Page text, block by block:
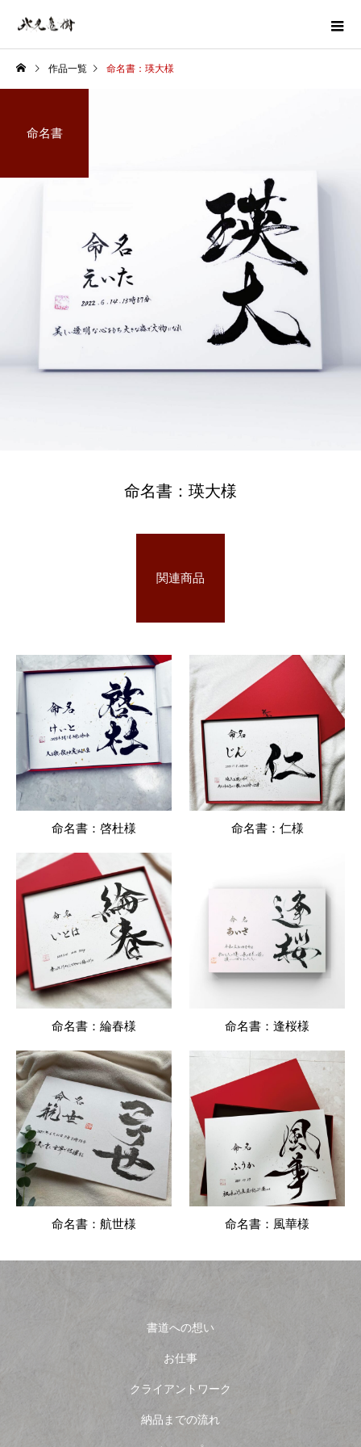
作品一覧 命名書：瑛大様
命名書
命名書：瑛大様
関連商品
命名書：啓杜様 命名書：仁様
命名書：綸春様 命名書：逢桜様
命名書：航世様 命名書：風華様
書道への想い
お仕事
クライアントワーク
納品までの流れ